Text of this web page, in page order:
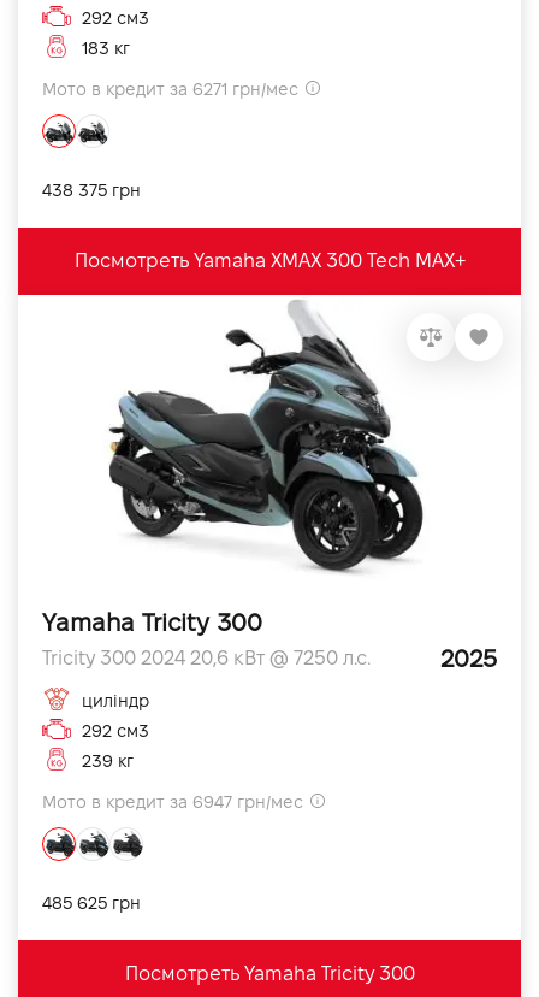
292 см3
183 кг
Мото в кредит за 6271 грн/мес
438 375 грн
Посмотреть Yamaha XMAX 300 Tech MAX+
Yamaha Tricity 300
Tricity 300 2024 20,6 кВт @ 7250 л.с. 2025
циліндр
292 см3
239 кг
Мото в кредит за 6947 грн/мес
485 625 грн
Посмотреть Yamaha Tricity 300